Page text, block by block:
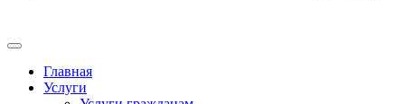
Главная
Услуги